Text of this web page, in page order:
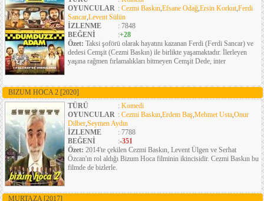
OYUNCULAR : Cezmi Baskın,Efsane Odağ,Ersin Korkut,Ferdi
Sancar,Levent Sülün
İZLENME
: 7848
BEĞENİ
:+28
Özet: Taksi şoförü olarak hayatını kazanan Ferdi (Ferdi Sancar) ve
dedesi Cemşit (Cezmi Baskın) ile birlikte yaşamaktadır. İlerleyen
yaşına rağmen fırlamalıkları bitmeyen Cemşit Dede, inter
BIZUM HOCA 2 [2020]
TÜRÜ
: Komedi
OYUNCULAR : Cezmi Baskın,Erdem Baş,Mehmet Usta,Onur
Dilber,Seymen Aydın
İZLENME
: 7788
BEĞENİ
:-351
Özet: 2014'te çekilen Cezmi Baskın, Levent Ülgen ve Serhat
Özcan'ın rol aldığı Bizum Hoca filminin ikincisidir. Cezmi Baskın bu
filmde de bizlerle.
MURTAZA [2017]